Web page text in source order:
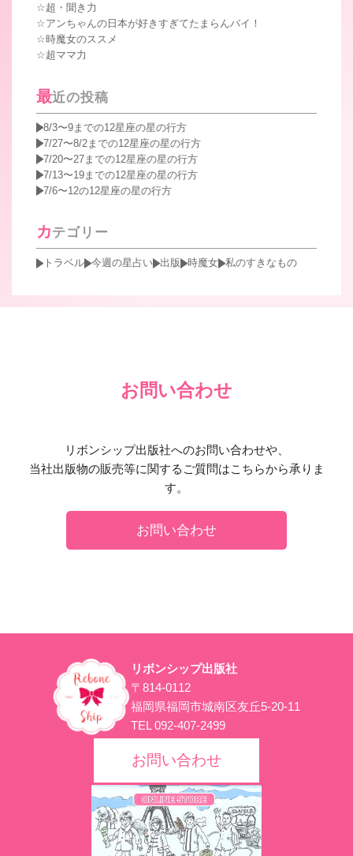
超・聞き力
アンちゃんの日本が好きすぎてたまらんバイ！
時魔女のススメ
超ママ力
最近の投稿
8/3〜9までの12星座の星の行方
7/27〜8/2までの12星座の星の行方
7/20〜27までの12星座の星の行方
7/13〜19までの12星座の星の行方
7/6〜12の12星座の星の行方
カテゴリー
トラベル 今週の星占い 出版 時魔女 私のすきなもの
お問い合わせ
リボンシップ出版社へのお問い合わせや、
当社出版物の販売等に関するご質問はこちらから承りま
す。
お問い合わせ
リボンシップ出版社
〒814-0112
福岡県福岡市城南区友丘5-20-11
TEL 092-407-2499
お問い合わせ